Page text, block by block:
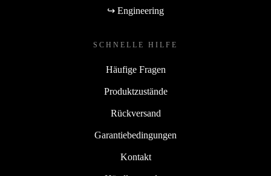
↪ Engineering
SCHNELLE HILFE
Häufige Fragen
Produktzustände
Rückversand
Garantiebedingungen
Kontakt